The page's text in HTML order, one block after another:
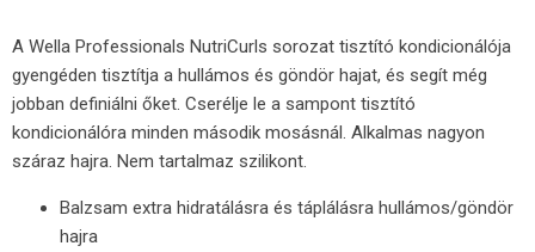
A Wella Professionals NutriCurls sorozat tisztító kondicionálója
gyengéden tisztítja a hullámos és göndör hajat, és segít még
jobban definiálni őket. Cserélje le a sampont tisztító
kondicionálóra minden második mosásnál. Alkalmas nagyon
száraz hajra. Nem tartalmaz szilikont.
Balzsam extra hidratálásra és táplálásra hullámos/göndör
hajra